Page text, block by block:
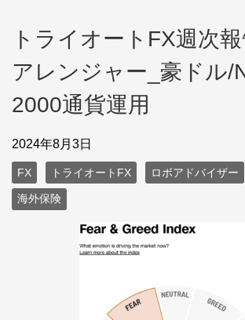
トライオートFX週次
アレンジャー_豪ドル/
2000通貨運用
2024年8月3日
FX トライオートFX ロボアドバイザー
海外保険